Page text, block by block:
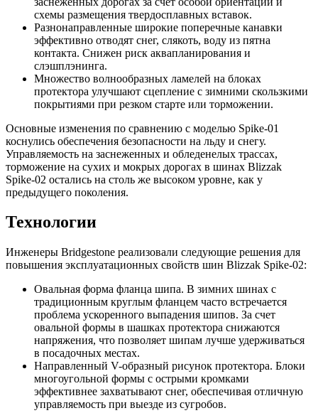
схемы размещения твердосплавных вставок.
Разнонаправленные широкие поперечные канавки
эффективно отводят снег, слякоть, воду из пятна
контакта. Снижен риск аквапланирования и
слэшплэнинга.
Множество волнообразных ламелей на блоках
протектора улучшают сцепление с зимними скользкими
покрытиями при резком старте или торможении.
Основные изменения по сравнению с моделью Spike-01
коснулись обеспечения безопасности на льду и снегу.
Управляемость на заснеженных и обледенелых трассах,
торможение на сухих и мокрых дорогах в шинах Blizzak
Spike-02 остались на столь же высоком уровне, как у
предыдущего поколения.
Технологии
Инженеры Bridgestone реализовали следующие решения для
повышения эксплуатационных свойств шин Blizzak Spike-02:
Овальная форма фланца шипа. В зимних шинах с
традиционным круглым фланцем часто встречается
проблема ускоренного выпадения шипов. За счет
овальной формы в шашках протектора снижаются
напряжения, что позволяет шипам лучше удерживаться
в посадочных местах.
Направленный V-образный рисунок протектора. Блоки
многоугольной формы с острыми кромками
эффективнее захватывают снег, обеспечивая отличную
управляемость при выезде из сугробов.